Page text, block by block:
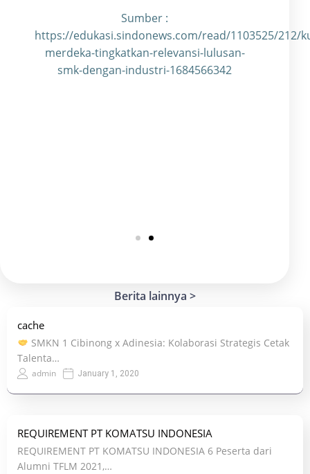
Sumber :
https://edukasi.sindonews.com/read/1103525/212/
merdeka-tingkatkan-relevansi-lulusan-
smk-dengan-industri-1684566342
Berita lainnya >
cache
SMKN 1 Cibinong x Adinesia: Kolaborasi Strategis Cetak
Talenta…
admin January 1, 2020
REQUIREMENT PT KOMATSU INDONESIA
REQUIREMENT PT KOMATSU INDONESIA 6 Peserta dari
Alumni TFLM 2021,…